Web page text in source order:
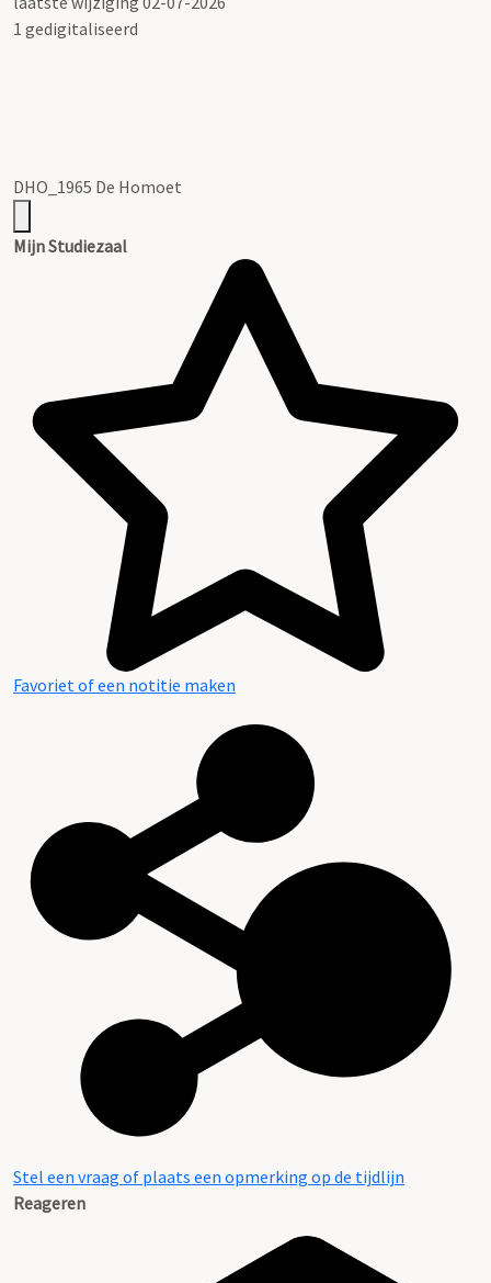
1 gedigitaliseerd
DHO_1965 De Homoet
Mijn Studiezaal
Favoriet of een notitie maken
Stel een vraag of plaats een opmerking op de tijdlijn
Reageren